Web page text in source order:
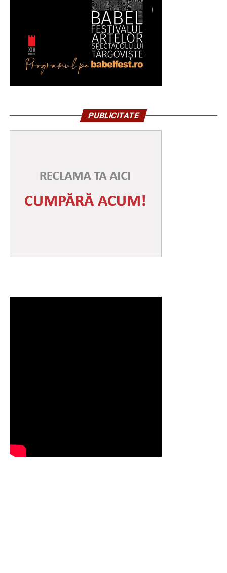
PUBLICITATE